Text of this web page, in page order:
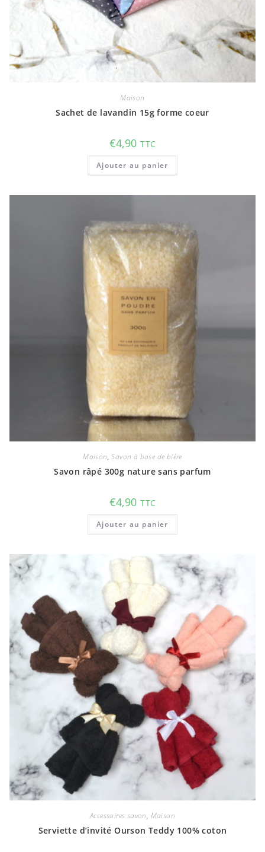
Maison
Sachet de lavandin 15g forme coeur
€4,90 TTC
Ajouter au panier
Maison,Savon à base de bière
Savon râpé 300g nature sans parfum
€4,90 TTC
Ajouter au panier
Accessoires savon, Maison
Serviette d’invité Ourson Teddy 100% coton